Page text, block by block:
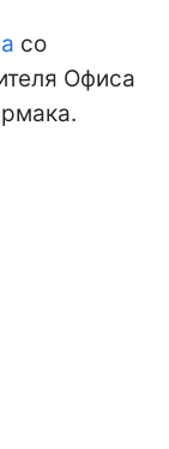
со
Офиса